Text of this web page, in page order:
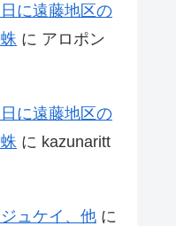
に遠藤地区の
に アロポン
に遠藤地区の
に kazunaritt
ュケイ、他 に